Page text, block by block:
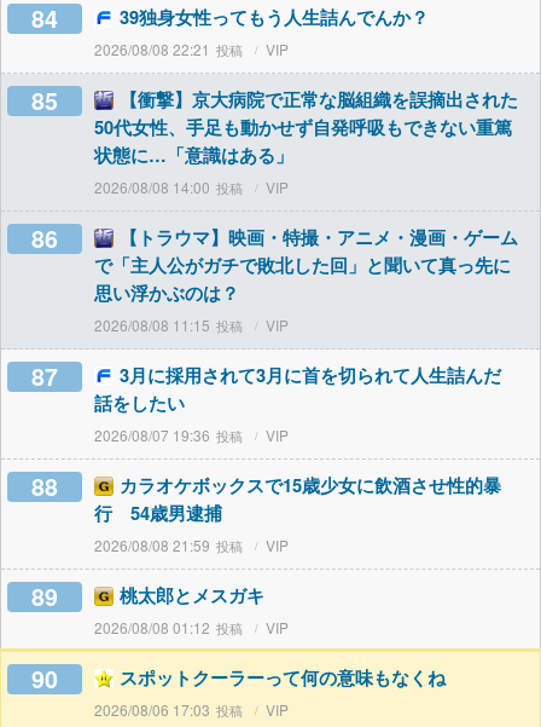
84 39独身女性ってもう人生詰んでんか？
2026/08/08 22:21 VIP
85
【衝撃】京大病院で正常な脳組織を誤摘出された
50代女性、手足も動かせず自発呼吸もできない重篤
状態に…「意識はある」
2026/08/08 14:00 VIP
86
【トラウマ】映画・特撮・アニメ・漫画・ゲーム
で「主人公がガチで敗北した回」と聞いて真っ先に
思い浮かぶのは？
2026/08/08 11:15 VIP
87
3月に採用されて3月に首を切られて人生詰んだ
話をしたい
2026/08/07 19:36 VIP
88
カラオケボックスで15歳少女に飲酒させ性的暴
行 54歳男逮捕
2026/08/08 21:59 VIP
89 桃太郎とメスガキ
2026/08/08 01:12 VIP
90 スポットクーラーって何の意味もなくね
2026/08/06 17:03 VIP